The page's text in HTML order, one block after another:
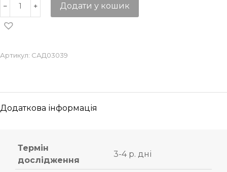
Додати у кошик
Артикул: САД03039
Додаткова інформація
Термін
дослідження
3-4 р. дні